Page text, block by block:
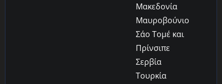
Μακεδονία
Μαυροβούνιο
Σάο Τομέ και
Πρίνσιπε
Σερβία
Τουρκία